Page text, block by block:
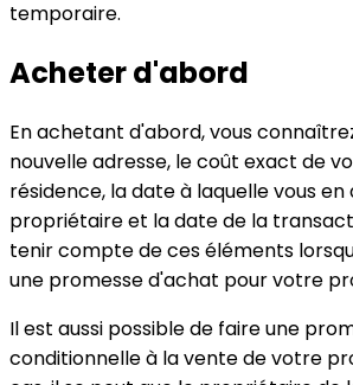
temporaire.
Acheter d'abord
En achetant d'abord, vous
nouvelle adresse, le coût exact de
résidence, la date à laquelle vous en
propriétaire et la date de la
tenir compte de ces éléments
une promesse d'achat pour votre
Il est aussi possible de faire une
conditionnelle à la vente de votre